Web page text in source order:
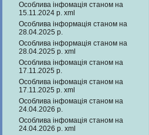
Особлива інфомація станом на
15.11.2024 р. xml
Особлива інформація станом на
28.04.2025 р.
Особлива інформація станом на
28.04.2025 р. xml
Особлива інфомація станом на
17.11.2025 р.
Особлива інфомація станом на
17.11.2025 р. xml
Особлива інфомація станом на
24.04.2026 р.
Особлива інфомація станом на
24.04.2026 р. xml